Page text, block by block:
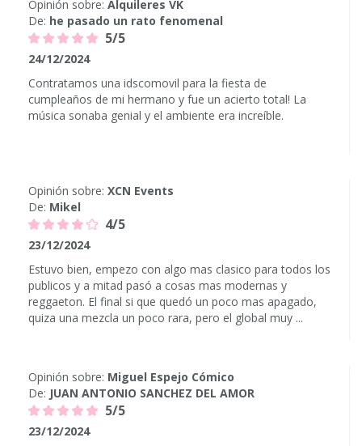
Opinión sobre: Alquileres VK
De: he pasado un rato fenomenal
5/5
24/12/2024
Contratamos una idscomovil para la fiesta de
cumpleaños de mi hermano y fue un acierto total! La
música sonaba genial y el ambiente era increíble.
Opinión sobre: XCN Events
De: Mikel
4/5
23/12/2024
Estuvo bien, empezo con algo mas clasico para todos los
publicos y a mitad pasó a cosas mas modernas y
reggaeton. El final si que quedó un poco mas apagado,
quiza una mezcla un poco rara, pero el global muy ...
Opinión sobre: Miguel Espejo Cómico
De: JUAN ANTONIO SANCHEZ DEL AMOR
5/5
23/12/2024